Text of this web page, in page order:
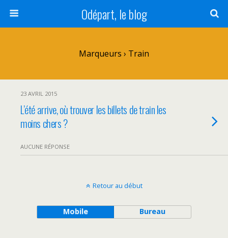
Odépart, le blog
Marqueurs › Train
23 AVRIL 2015
L’été arrive, où trouver les billets de train les
moins chers ?
AUCUNE RÉPONSE
Retour au début
Mobile Bureau